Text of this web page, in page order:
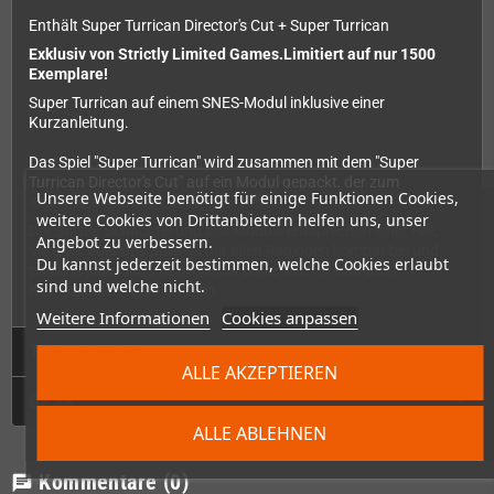
Unsere Webseite benötigt für einige Funktionen Cookies,
weitere Cookies von Drittanbietern helfen uns, unser
Angebot zu verbessern.
Du kannst jederzeit bestimmen, welche Cookies erlaubt
sind und welche nicht.
Weitere Informationen Cookies anpassen
ALLE ABLEHNEN
ALLE AKZEPTIEREN
Enthält Super Turrican Director's Cut + Super Turrican
Exklusiv von Strictly Limited Games.Limitiert auf nur 1500
Exemplare!
Super Turrican auf einem SNES-Modul inklusive einer
Kurzanleitung.
Das Spiel "Super Turrican" wird zusammen mit dem "Super
allerersten Mal auf Cartridge erscheint!
Der Stil der Schachtel und des Moduls entsprechen einer PAL-
Version, aber das Spiel ist mit allen Regionen kompatibel und
passt in jede SNES-Konsole. Es sollte auch in fast allen
Klonkonsolen funktionieren.
Technische Daten
GPSR
chat Kommentare (0)